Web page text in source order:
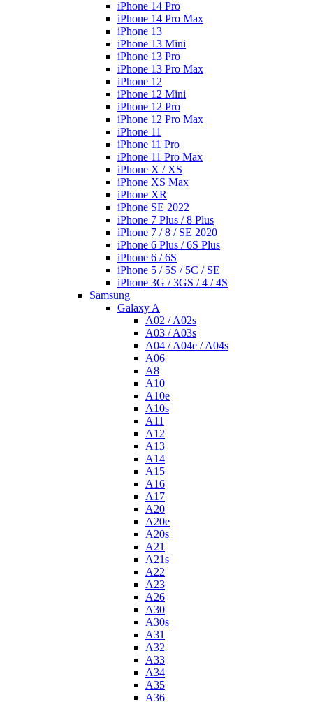
iPhone 14 Pro
iPhone 14 Pro Max
iPhone 13
iPhone 13 Mini
iPhone 13 Pro
iPhone 13 Pro Max
iPhone 12
iPhone 12 Mini
iPhone 12 Pro
iPhone 12 Pro Max
iPhone 11
iPhone 11 Pro
iPhone 11 Pro Max
iPhone X / XS
iPhone XS Max
iPhone XR
iPhone SE 2022
iPhone 7 Plus / 8 Plus
iPhone 7 / 8 / SE 2020
iPhone 6 Plus / 6S Plus
iPhone 6 / 6S
iPhone 5 / 5S / 5C / SE
iPhone 3G / 3GS / 4 / 4S
Samsung
Galaxy A
A02 / A02s
A03 / A03s
A04 / A04e / A04s
A06
A8
A10
A10e
A10s
A11
A12
A13
A14
A15
A16
A17
A20
A20e
A20s
A21
A21s
A22
A23
A26
A30
A30s
A31
A32
A33
A34
A35
A36